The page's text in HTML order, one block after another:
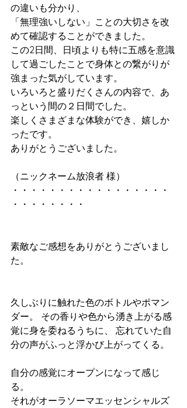
の違いも分かり、
「無理強いしない」ことの大切さを改
めて確認することができました。
この2日間、日頃よりも特に五感を意識
して過ごしたことで身体との繋がりが
強まった気がしています。
いろいろと盛りだくさんの内容で、あ
っという間の２日間でした。
楽しくさまざまな体験ができ、嬉しか
ったです。
ありがとうございました。
（ニックネーム放浪者 様）
・・・・・・・・・・・・・・・・・
・・・・・・・・
素敵なご感想をありがとうございまし
た。
久しぶりに触れた色のボトルやポマン
ダー。 その香りや色から湧き上がる感
覚に身を委ねるうちに、 忘れていた自
分の声がふっと浮かび上がってくる。
自分の感覚にオープンになって感じ
る。
それがオーラソーマエッセンシャルズ